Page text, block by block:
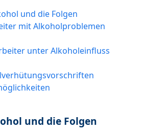
und die Folgen
mit Alkoholproblemen
unter Alkoholeinfluss
und die Folgen